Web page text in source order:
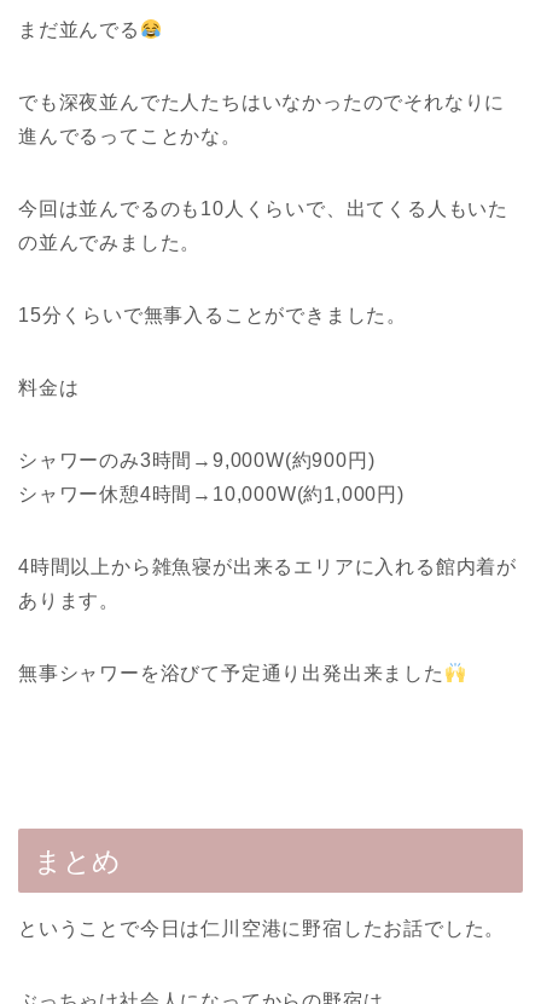
まだ並んでる
でも深夜並んでた人たちはいなかったのでそれなりに
進んでるってことかな。
今回は並んでるのも10人くらいで、出てくる人もいた
の並んでみました。
15分くらいで無事入ることができました。
料金は
シャワーのみ3時間→9,000W(約900円)
シャワー休憩4時間→10,000W(約1,000円)
4時間以上から雑魚寝が出来るエリアに入れる館内着が
あります。
無事シャワーを浴びて予定通り出発出来ました
まとめ
ということで今日は仁川空港に野宿したお話でした。